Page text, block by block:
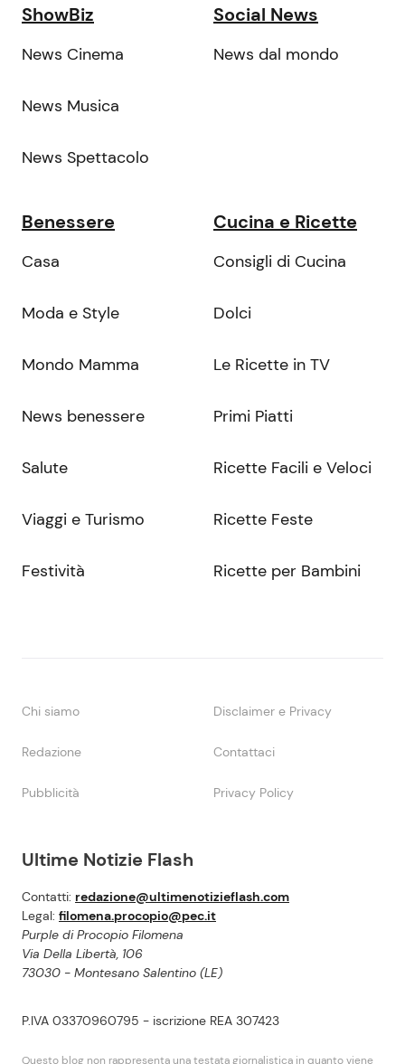
Ultime Notizie Flash
Contatti: redazione@ultimenotizieflash.com
Legal: filomena.procopio@pec.it
Purple di Procopio Filomena
Via Della Libertà, 106
73030 - Montesano Salentino (LE)
P.IVA 03370960795 - iscrizione REA 307423
Questo blog non rappresenta una testata giornalistica in quanto viene
ShowBiz
News Cinema
News Musica
News Spettacolo
Social News
News dal mondo
Benessere
Casa
Moda e Style
Mondo Mamma
News benessere
Salute
Viaggi e Turismo
Festività
Cucina e Ricette
Consigli di Cucina
Dolci
Le Ricette in TV
Primi Piatti
Ricette Facili e Veloci
Ricette Feste
Ricette per Bambini
Chi siamo Disclaimer e Privacy
Redazione Contattaci
Pubblicità Privacy Policy